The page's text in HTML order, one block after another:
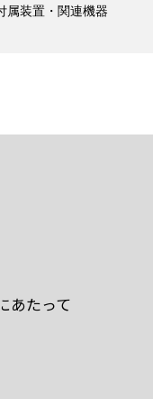
属装置・関連機器
あたって